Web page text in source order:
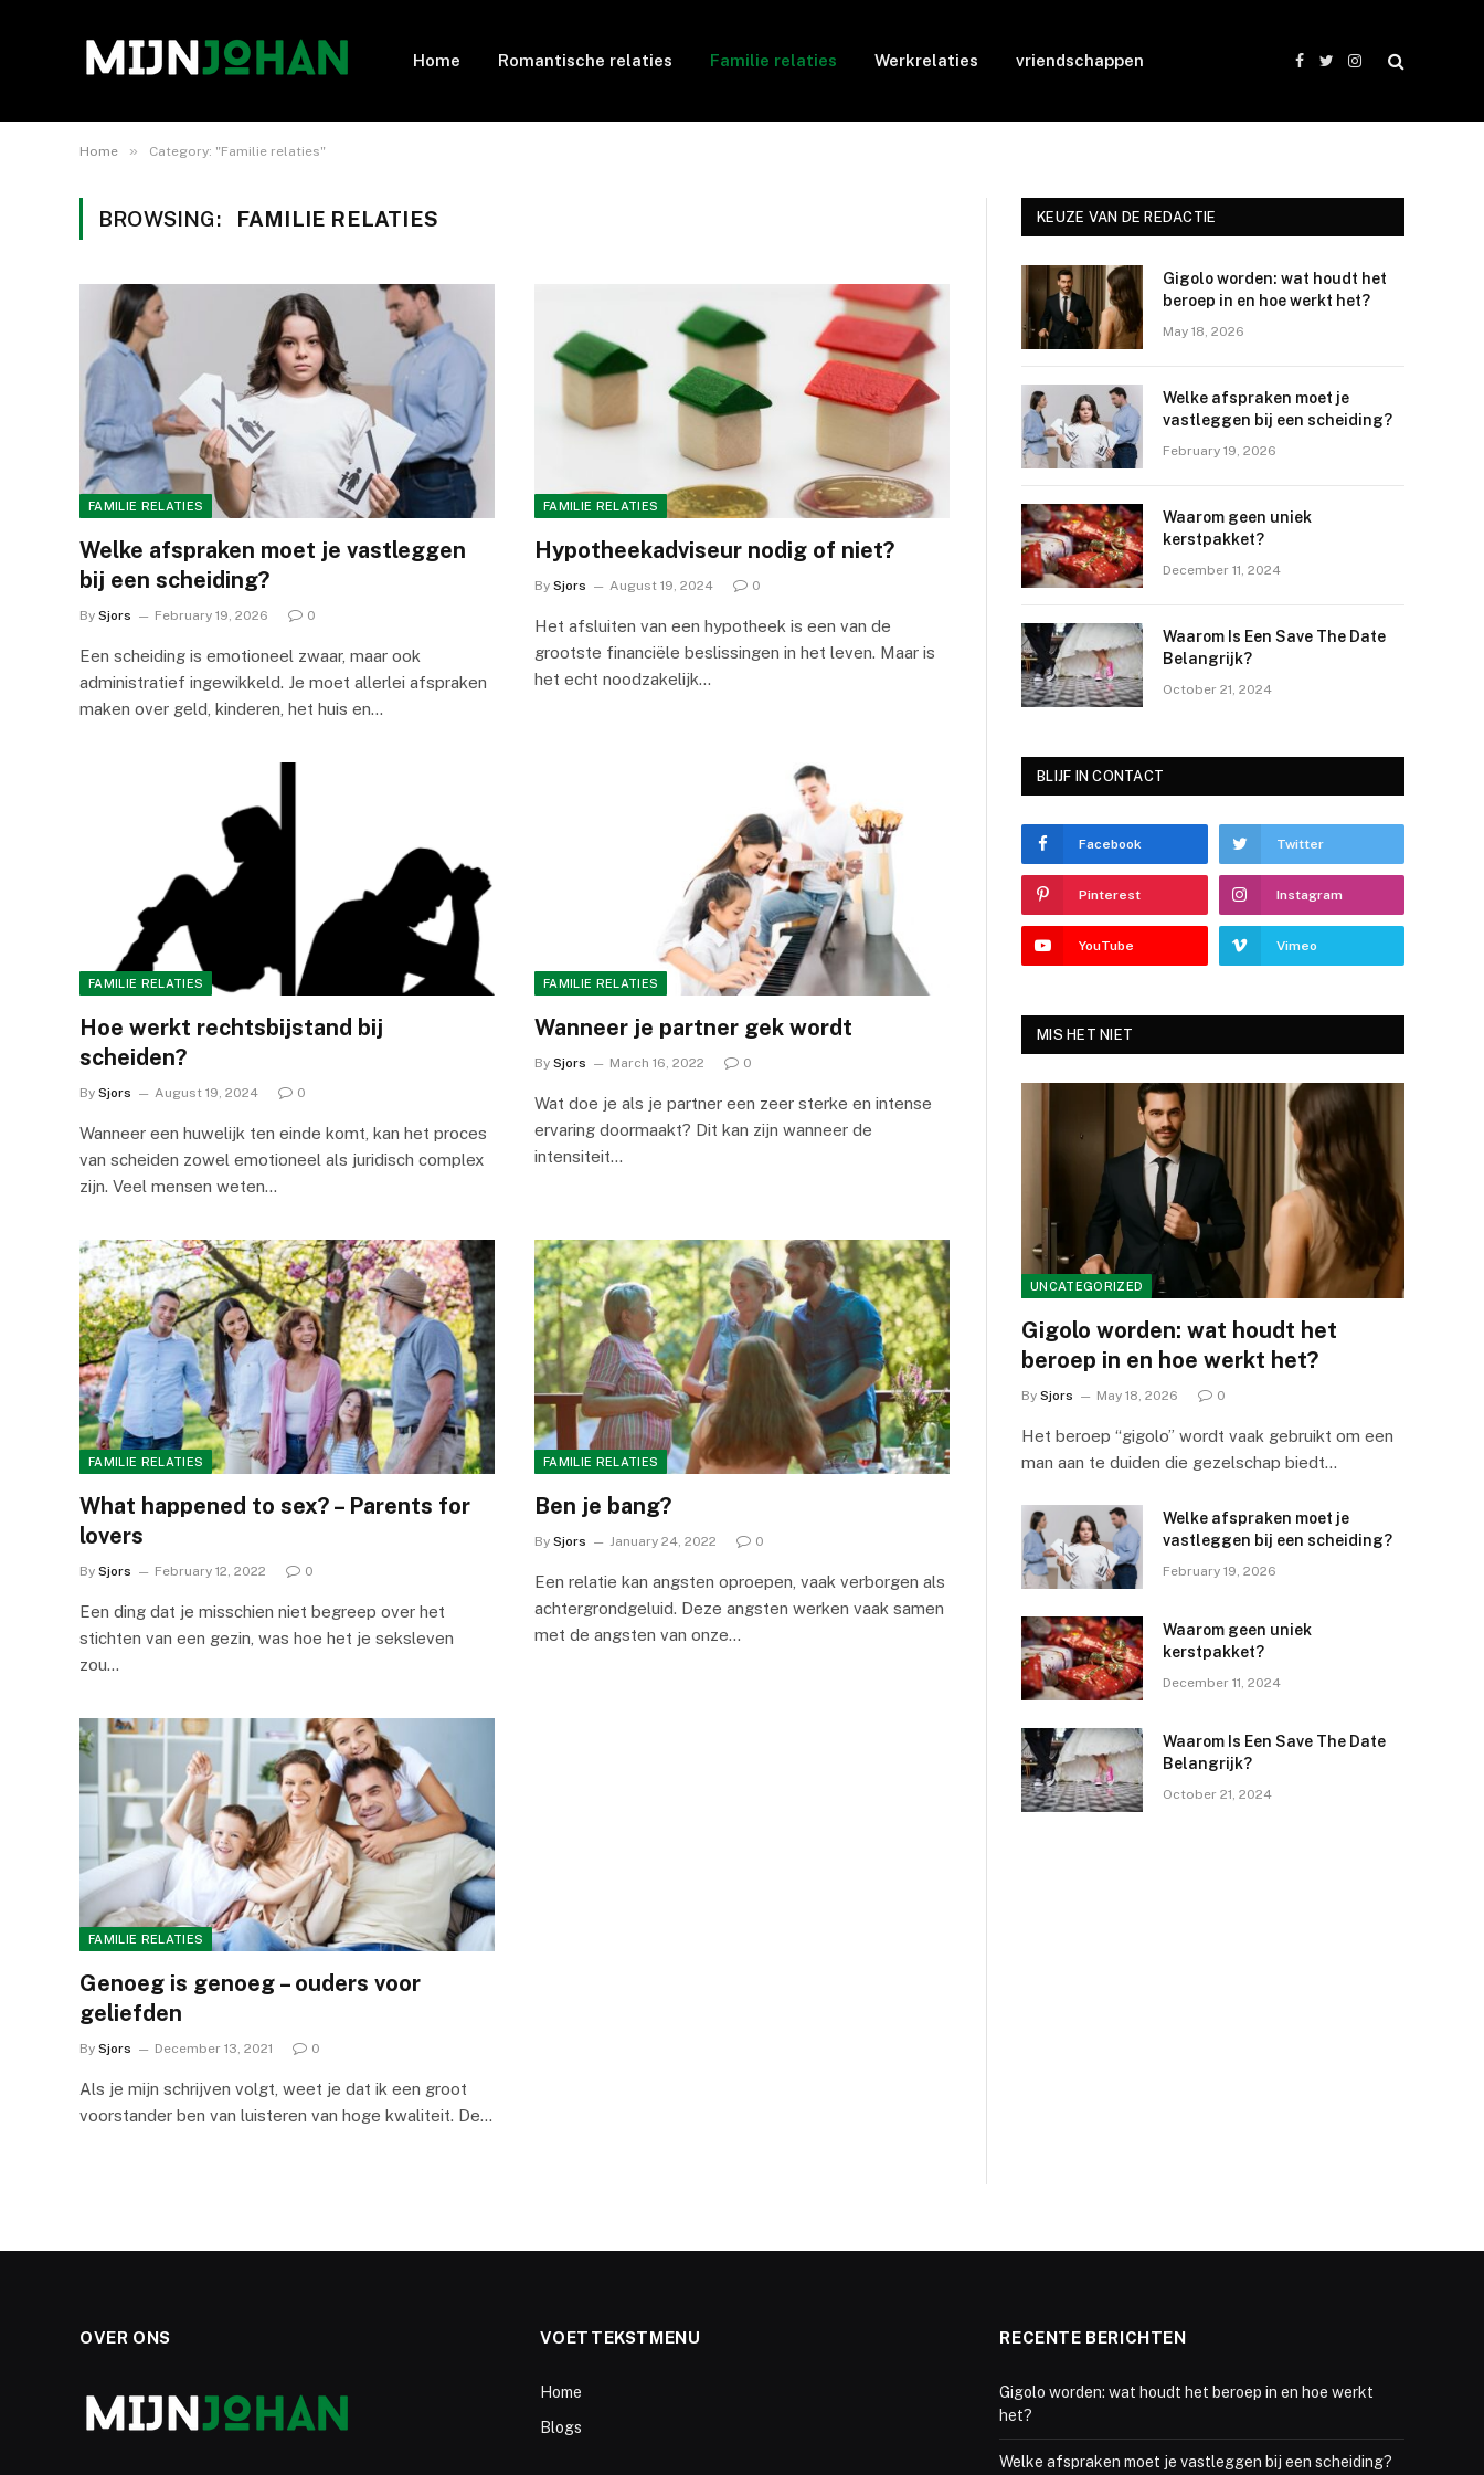
Home Romantische relaties Familie relaties Werkrelaties vriendschappen
Facebook
TwitterInstagram
Home » Category: "Familie relaties"
BROWSING: FAMILIE RELATIES
FAMILIE RELATIES
Welke afspraken moet je vastleggen
bij een scheiding?
By Sjors February 19, 2026 0
Een scheiding is emotioneel zwaar, maar ook
administratief ingewikkeld. Je moet allerlei afspraken
maken over geld, kinderen, het huis en…
FAMILIE RELATIES
Hypotheekadviseur nodig of niet?
By Sjors August 19, 2024 0
Het afsluiten van een hypotheek is een van de
grootste financiële beslissingen in het leven. Maar is
het echt noodzakelijk…
FAMILIE RELATIES
Hoe werkt rechtsbijstand bij
scheiden?
By Sjors August 19, 2024 0
Wanneer een huwelijk ten einde komt, kan het proces
van scheiden zowel emotioneel als juridisch complex
zijn. Veel mensen weten…
FAMILIE RELATIES
Wanneer je partner gek wordt
By Sjors March 16, 2022 0
Wat doe je als je partner een zeer sterke en intense
ervaring doormaakt? Dit kan zijn wanneer de
intensiteit…
FAMILIE RELATIES
What happened to sex? – Parents for
lovers
By Sjors February 12, 2022 0
Een ding dat je misschien niet begreep over het
stichten van een gezin, was hoe het je seksleven
zou…
FAMILIE RELATIES
Ben je bang?
By Sjors January 24, 2022 0
Een relatie kan angsten oproepen, vaak verborgen als
achtergrondgeluid. Deze angsten werken vaak samen
met de angsten van onze…
FAMILIE RELATIES
Genoeg is genoeg – ouders voor
geliefden
By Sjors December 13, 2021 0
Als je mijn schrijven volgt, weet je dat ik een groot
voorstander ben van luisteren van hoge kwaliteit. De…
KEUZE VAN DE REDACTIE
Gigolo worden: wat houdt het
beroep in en hoe werkt het?
May 18, 2026
Welke afspraken moet je
vastleggen bij een scheiding?
February 19, 2026
Waarom geen uniek
kerstpakket?
December 11, 2024
Waarom Is Een Save The Date
Belangrijk?
October 21, 2024
BLIJF IN CONTACT
Facebook Twitter
Pinterest Instagram
YouTube Vimeo
MIS HET NIET
UNCATEGORIZED
Gigolo worden: wat houdt het
beroep in en hoe werkt het?
By Sjors May 18, 2026 0
Het beroep “gigolo” wordt vaak gebruikt om een
man aan te duiden die gezelschap biedt…
Welke afspraken moet je
vastleggen bij een scheiding?
February 19, 2026
Waarom geen uniek
kerstpakket?
December 11, 2024
Waarom Is Een Save The Date
Belangrijk?
October 21, 2024
OVER ONS VOETTEKSTMENU
Home
Blogs
RECENTE BERICHTEN
Gigolo worden: wat houdt het beroep in en hoe werkt
het?
Welke afspraken moet je vastleggen bij een scheiding?